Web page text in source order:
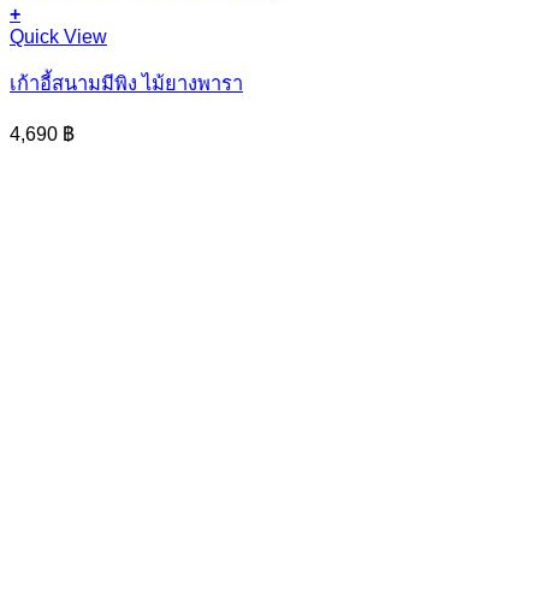
+
Quick View
เก้าอี้สนามมีพิง ไม้ยางพารา
4,690 ฿